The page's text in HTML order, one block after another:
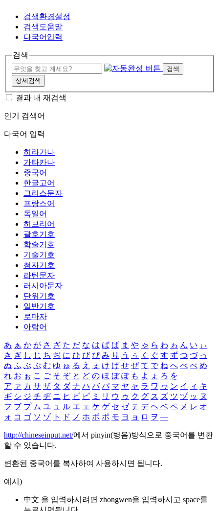
검색환경설정
검색도움말
다국어입력
검색
검색
상세검색
결과 내 재검색
인기 검색어
다국어 입력
히라가나
가타카나
중국어
한글고어
그리스문자
프랑스어
독일어
히브리어
괄호기호
학술기호
기술기호
첨자기호
라틴문자
러시아문자
단위기호
일반기호
로마자
아랍어
あ ぁ か が さ ざ た だ な は ば ぱ ま や ゃ ら わ ゎ ん い ぃ
き ぎ し じ ち ぢ に ひ び ぴ み り う ぅ く ぐ す ず つ づ っ
ぬ ふ ぶ ぷ む ゆ ゅ る え ぇ け げ せ ぜ て で ね へ べ ぺ め
れ お ぉ こ ご そ ぞ と ど の ほ ぼ ぽ も よ ょ ろ を
ア ァ カ サ ザ タ ダ ナ ハ バ パ マ ヤ ャ ラ ワ ヮ ン イ ィ キ
ギ シ ジ チ ヂ ニ ヒ ビ ピ ミ リ ウ ゥ ク グ ス ズ ツ ヅ ッ ヌ
フ ブ プ ム ユ ュ ル エ ェ ケ ゲ セ ゼ テ デ ヘ ベ ペ メ レ オ
ォ コ ゴ ソ ゾ ト ド ノ ホ ボ ポ モ ヨ ョ ロ ヲ ―
http://chineseinput.net/에서 pinyin(병음)방식으로 중국어를 변환
할 수 있습니다.
변환된 중국어를 복사하여 사용하시면 됩니다.
예시)
中文 을 입력하시려면 zhongwen을 입력하시고 space를